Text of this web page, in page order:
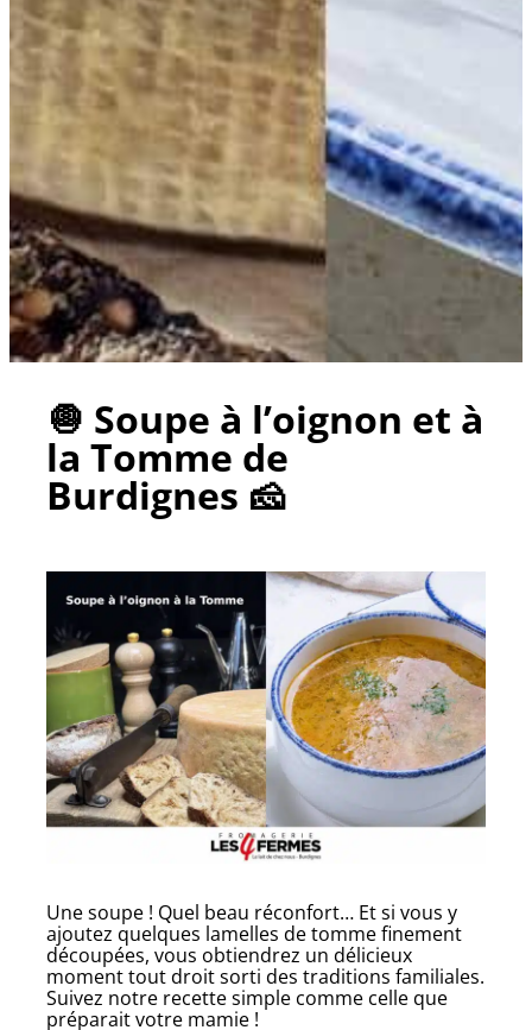
🧅 Soupe à l’oignon et à
la Tomme de
Burdignes 🧀
Une soupe ! Quel beau réconfort… Et si vous y
ajoutez quelques lamelles de tomme finement
découpées, vous obtiendrez un délicieux
moment tout droit sorti des traditions familiales.
Suivez notre recette simple comme celle que
préparait votre mamie !